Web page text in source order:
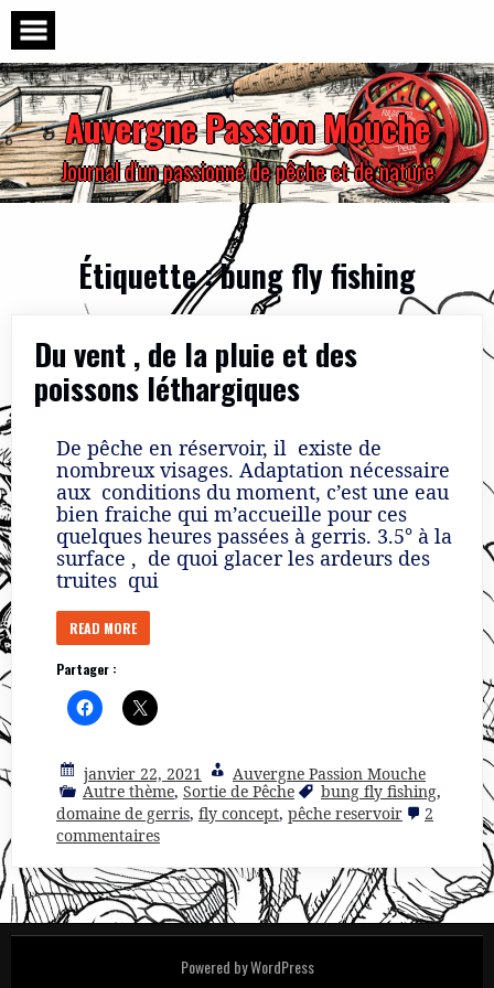
Skip
content
Auvergne Passion Mouche
Journal d'un passionné de pêche et de nature
Étiquette :bung fly fishing
Du vent , de la pluie et des
poissons léthargiques
De pêche en réservoir, il existe de
nombreux visages. Adaptation nécessaire
aux conditions du moment, c’est une eau
bien fraiche qui m’accueille pour ces
quelques heures passées à gerris. 3.5° à la
surface , de quoi glacer les ardeurs des
truites qui
READ MORE
Partager :
janvier 22, 2021
Auvergne Passion Mouche
Autre thème, Sortie de Pêche bung fly fishing,
domaine de gerris, fly concept, pêche reservoir
2
commentairessur
vent
,
de
la
pluie
desPowered by WordPress